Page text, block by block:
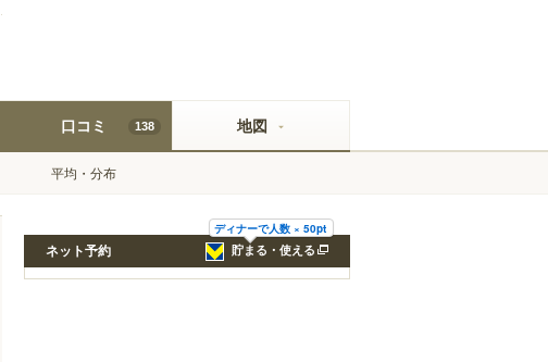
口コミ 138
平均・分布
地図
ディナーで人数 × 50pt
貯まる・使える
ネット予約